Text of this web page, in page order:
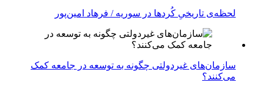
لحظه‌ی تاریخیِ کُردها در سوریه / فرهاد امین‌پور
سازمان‌های غیردولتی چگونه به توسعه در جامعه کمک
می‌کنند؟